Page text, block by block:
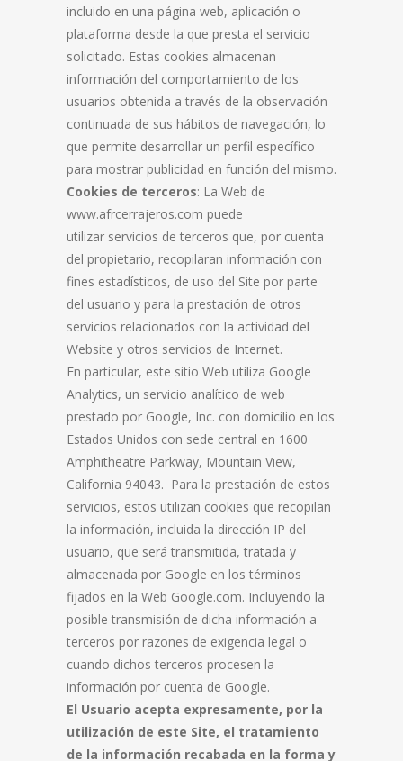
incluido en una página web, aplicación o
plataforma desde la que presta el servicio
solicitado. Estas cookies almacenan
información del comportamiento de los
usuarios obtenida a través de la observación
continuada de sus hábitos de navegación, lo
que permite desarrollar un perfil específico
para mostrar publicidad en función del mismo.
Cookies de terceros: La Web de
www.afrcerrajeros.com puede
utilizar servicios de terceros que, por cuenta
del propietario, recopilaran información con
fines estadísticos, de uso del Site por parte
del usuario y para la prestación de otros
servicios relacionados con la actividad del
Website y otros servicios de Internet.
En particular, este sitio Web utiliza Google
Analytics, un servicio analítico de web
prestado por Google, Inc. con domicilio en los
Estados Unidos con sede central en 1600
Amphitheatre Parkway, Mountain View,
California 94043. Para la prestación de estos
servicios, estos utilizan cookies que recopilan
la información, incluida la dirección IP del
usuario, que será transmitida, tratada y
almacenada por Google en los términos
fijados en la Web Google.com. Incluyendo la
posible transmisión de dicha información a
terceros por razones de exigencia legal o
cuando dichos terceros procesen la
información por cuenta de Google.
El Usuario acepta expresamente, por la
utilización de este Site, el tratamiento
de la información recabada en la forma y